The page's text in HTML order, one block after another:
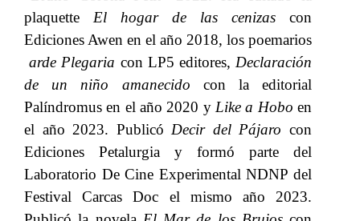
plaquette​​ El hogar de las cenizas ​​ con
Ediciones Awen en el año 2018, los poemarios​​
arde Plegaria ​​ con LP5 editores,​​ Declaración
de
un niño amanecido ​​ con la editorial
Palíndromus en el año 2020 y​​ Like a Hobo ​​ en
el año 2023. Publicó​​ Decir del Pájaro ​​ con
Ediciones Petalurgia y formó parte del
Laboratorio De Cine Experimental NDNP del
Festival Carcas Doc el mismo año 2023.